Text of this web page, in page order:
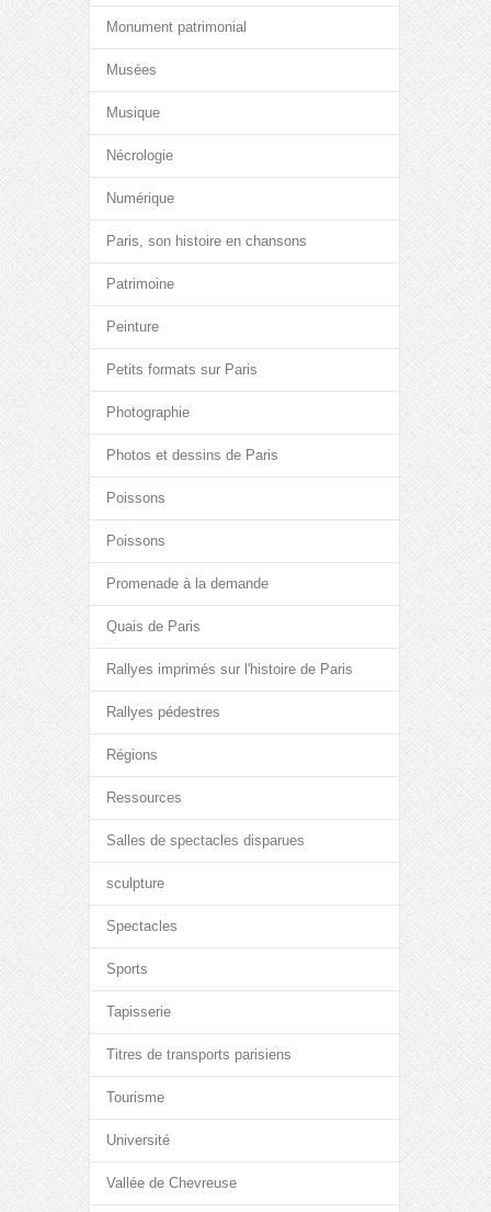
Monument patrimonial
Musées
Musique
Nécrologie
Numérique
Paris, son histoire en chansons
Patrimoine
Peinture
Petits formats sur Paris
Photographie
Photos et dessins de Paris
Poissons
Poissons
Promenade à la demande
Quais de Paris
Rallyes imprimés sur l'histoire de Paris
Rallyes pédestres
Régions
Ressources
Salles de spectacles disparues
sculpture
Spectacles
Sports
Tapisserie
Titres de transports parisiens
Tourisme
Université
Vallée de Chevreuse